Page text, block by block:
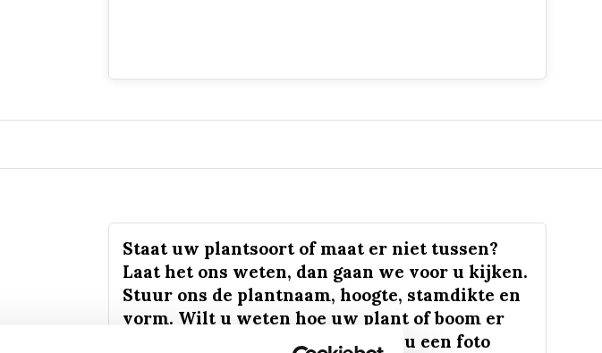
Staat uw plantsoort of maat er niet tussen?
Laat het ons weten, dan gaan we voor u kijken.
Stuur ons de plantnaam, hoogte, stamdikte en
vorm. Wilt u weten hoe uw plant of boom er
ongeveer eruit ziet? We kunnen u een foto